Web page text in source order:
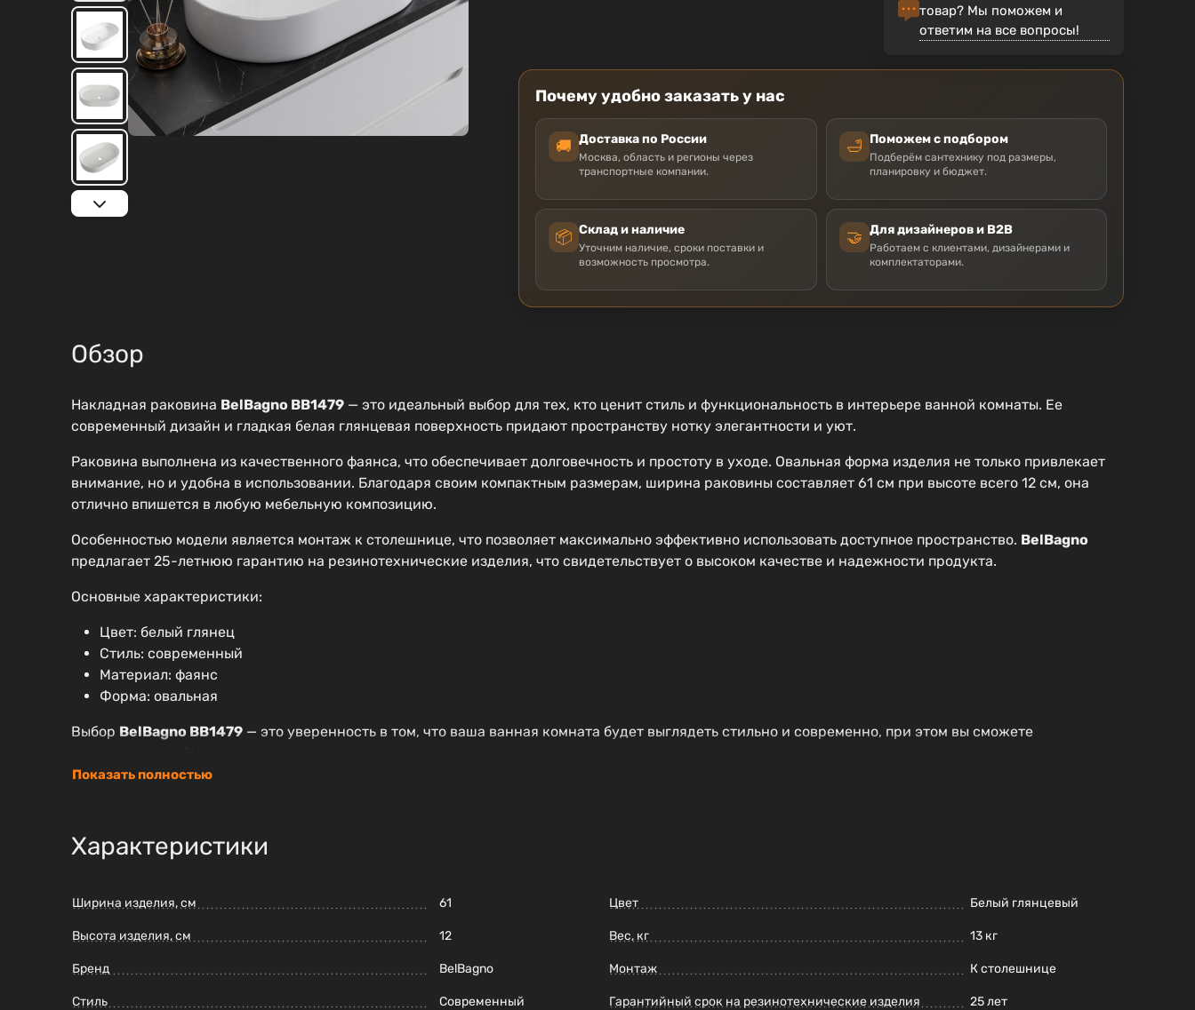
товар? Мы поможем и
ответим на все вопросы!
Почему удобно заказать у нас
🚚 Доставка по России
Москва, область и регионы через
транспортные компании.
🛁 Поможем с подбором
Подберём сантехнику под размеры,
планировку и бюджет.
📦 Склад и наличие
Уточним наличие, сроки поставки и
возможность просмотра.
🤝 Для дизайнеров и B2B
Работаем с клиентами, дизайнерами и
комплектаторами.
Обзор
Накладная раковина BelBagno BB1479 — это идеальный выбор для тех, кто ценит стиль и функциональность в интерьере ванной комнаты. Ее
современный дизайн и гладкая белая глянцевая поверхность придают пространству нотку элегантности и уют.
Раковина выполнена из качественного фаянса, что обеспечивает долговечность и простоту в уходе. Овальная форма изделия не только привлекает
внимание, но и удобна в использовании. Благодаря своим компактным размерам, ширина раковины составляет 61 см при высоте всего 12 см, она
отлично впишется в любую мебельную композицию.
Особенностью модели является монтаж к столешнице, что позволяет максимально эффективно использовать доступное пространство. BelBagno
предлагает 25-летнюю гарантию на резинотехнические изделия, что свидетельствует о высоком качестве и надежности продукта.
Основные характеристики:
Цвет: белый глянец
Стиль: современный
Материал: фаянс
Форма: овальная
Выбор BelBagno BB1479 — это уверенность в том, что ваша ванная комната будет выглядеть стильно и современно, при этом вы сможете
Показать полностью
Характеристики
Ширина изделия, см 61
Высота изделия, см 12
Бренд BelBagno
Стиль Современный
Цвет Белый глянцевый
Вес, кг 13 кг
Монтаж К столешнице
Гарантийный срок на резинотехнические изделия 25 лет